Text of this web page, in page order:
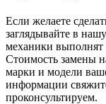
Если желаете
заглядывайте в
механики
Стоимость замены
марки и модели
информации
проконсультируем.